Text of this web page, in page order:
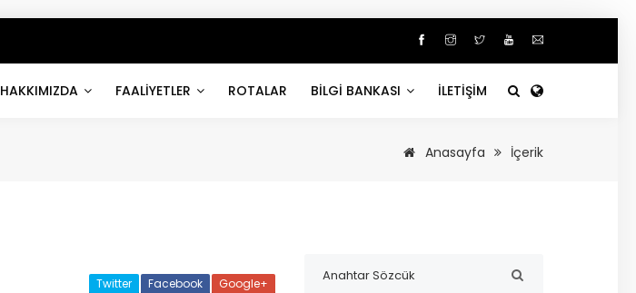
HAKKIMIZDA FAALİYETLER ROTALAR BİLGİ BANKASI İLETİŞİM
Anasayfa İçerik
Twitter Facebook Google+